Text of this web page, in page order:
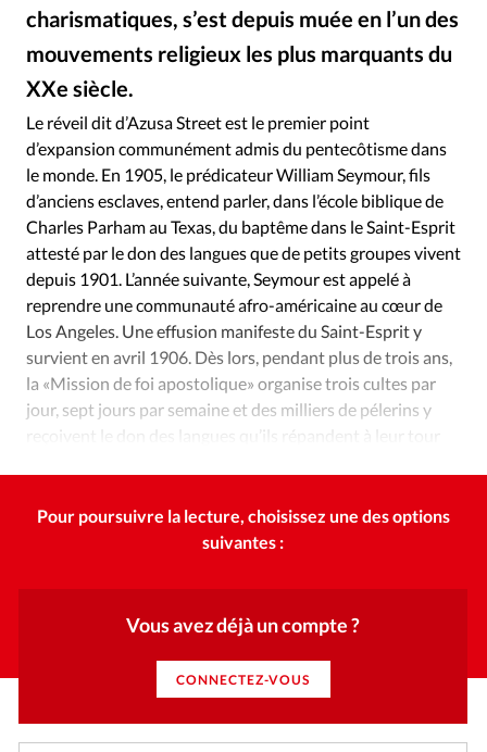
RUBRIQUES
Tous les articles
Actualité chrétienne
Actualité internationale
Chronique
Culture
Dossier
Eglises
Opinions
Publireportage
Relations Aujourd'hui
Société
Tour du monde des Eglises
Trait d'Ixène
Vécu
Vie Intérieure
charismatiques, s’est depuis muée en l’un des
mouvements religieux les plus marquants du
XXe siècle.
Le réveil dit d’Azusa Street est le premier point
d’expansion communément admis du pentecôtisme dans
le monde. En 1905, le prédicateur William Seymour, fils
d’anciens esclaves, entend parler, dans l’école biblique de
Charles Parham au Texas, du baptême dans le Saint-Esprit
attesté par le don des langues que de petits groupes vivent
depuis 1901. L’année suivante, Seymour est appelé à
reprendre une communauté afro-américaine au cœur de
Los Angeles. Une effusion manifeste du Saint-Esprit y
survient en avril 1906. Dès lors, pendant plus de trois ans,
la «Mission de foi apostolique» organise trois cultes par
jour, sept jours par semaine et des milliers de pélerins y
reçoivent le don des langues qu’ils répandent à leur tour
Pour poursuivre la lecture, choisissez une des options
suivantes :
Vous avez déjà un compte ?
CONNECTEZ-VOUS